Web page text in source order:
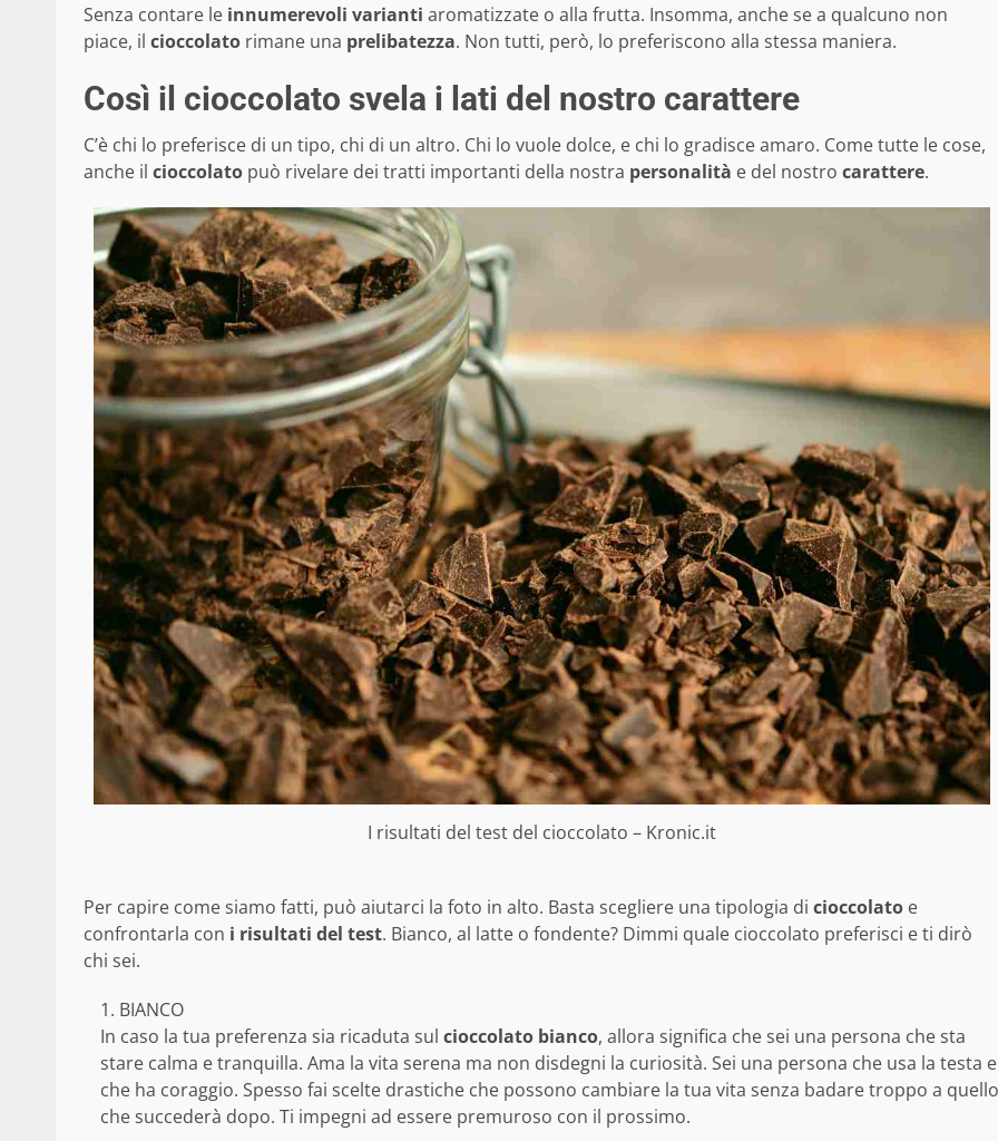
Senza contare le innumerevoli varianti aromatizzate o alla frutta. Insomma, anche se a qualcuno non
piace, il cioccolato rimane una prelibatezza. Non tutti, però, lo preferiscono alla stessa maniera.
Così il cioccolato svela i lati del nostro carattere
C’è chi lo preferisce di un tipo, chi di un altro. Chi lo vuole dolce, e chi lo gradisce amaro. Come tutte le cose,
anche il cioccolato può rivelare dei tratti importanti della nostra personalità e del nostro carattere.
I risultati del test del cioccolato – Kronic.it
Per capire come siamo fatti, può aiutarci la foto in alto. Basta scegliere una tipologia di cioccolato e
confrontarla con i risultati del test. Bianco, al latte o fondente? Dimmi quale cioccolato preferisci e ti dirò
chi sei.
BIANCO
In caso la tua preferenza sia ricaduta sul cioccolato bianco, allora significa che sei una persona che sta
stare calma e tranquilla. Ama la vita serena ma non disdegni la curiosità. Sei una persona che usa la testa e
che ha coraggio. Spesso fai scelte drastiche che possono cambiare la tua vita senza badare troppo a quello
che succederà dopo. Ti impegni ad essere premuroso con il prossimo.